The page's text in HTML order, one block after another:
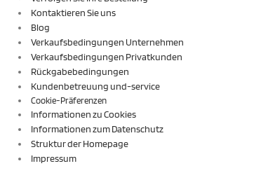
Kontaktieren Sie uns
Blog
Verkaufsbedingungen Unternehmen
Verkaufsbedingungen Privatkunden
Rückgabebedingungen
Kundenbetreuung und-service
Cookie-Präferenzen
Informationen zu Cookies
Informationen zum Datenschutz
Struktur der Homepage
Impressum